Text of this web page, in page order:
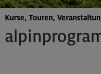
Kurse, Touren,